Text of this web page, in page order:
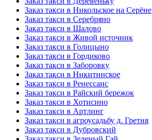
Заказ такси в Никольское на Серёне
Заказ такси в Серебряно
Заказ такси в Шалово
Заказ такси в Живой источник
Заказ такси в Голицыно
Заказ такси в Гордиково
Заказ такси в Заборовку
Заказ такси в Никитинское
Заказ такси в Ренессанс
Заказ такси в Райский бережок
Заказ такси в Хотисино
Заказ такси в Артлинг
Заказ такси в агроусадьбу д. Гретня
Заказ такси в Дубровский